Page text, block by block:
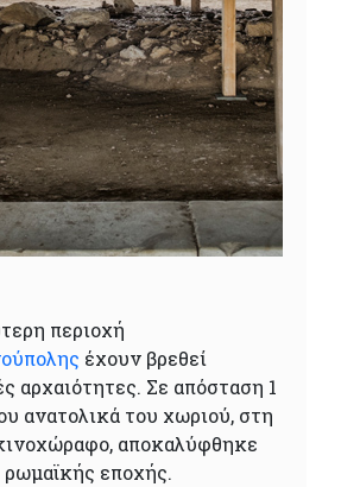
περιοχή
έχουν βρεθεί
αρχαιότητες. Σε απόσταση 1
ανατολικά του χωριού, στη
αποκαλύφθηκε
εποχής.